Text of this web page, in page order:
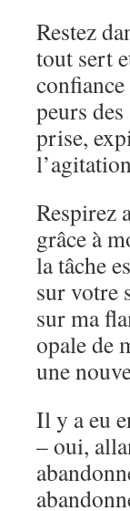
Restez
tout sert
peurs
prise,
Respirez
grâce à
la tâche
sur votre
sur ma
opale de
une
Il y a eu
– ​​oui,